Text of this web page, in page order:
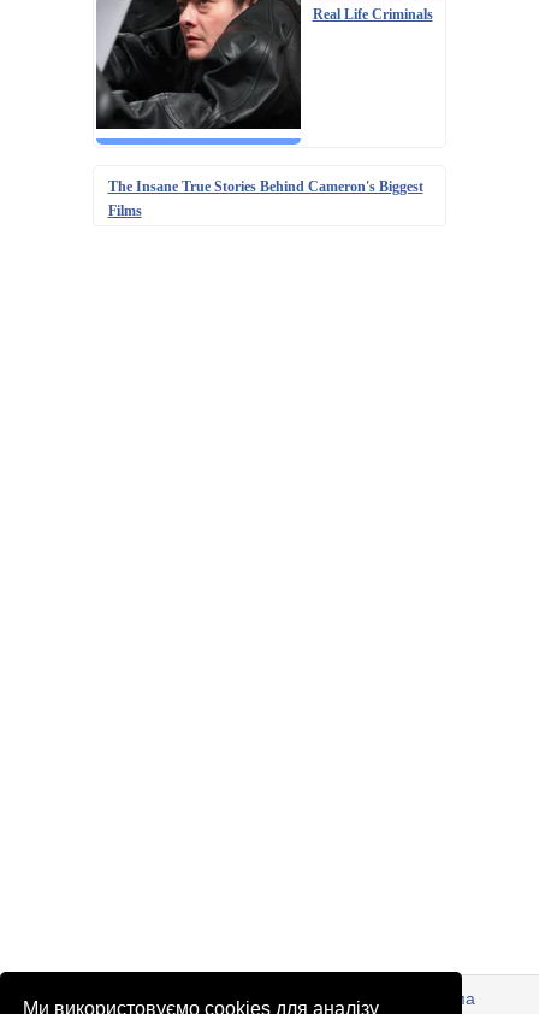
Ми використовуємо cookies для аналізу
Real Life Criminals
The Insane True Stories Behind Cameron's Biggest
Films
© Патріоти України 2026 Правова інформація Реклама